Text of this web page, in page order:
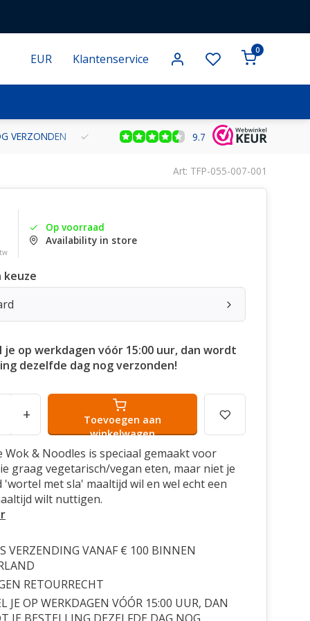
EUR Klantenservice
0
VERZONDEN GRATIS VERZENDING VANAF € 100 BINNEN
9.7
Art: TFP-055-007-001
Op voorraad
Availability in store
keuze
je op werkdagen vóór 15:00 uur, dan wordt
dezelfde dag nog verzonden!
+
Toevoegen aan
winkelwagen
Wok & Noodles is speciaal gemaakt voor
graag vegetarisch/vegan eten, maar niet je
'wortel met sla' maaltijd wil en wel echt een
wilt nuttigen.
VERZENDING VANAF € 100 BINNEN
RETOURRECHT
JE OP WERKDAGEN VÓÓR 15:00 UUR, DAN